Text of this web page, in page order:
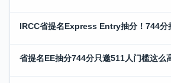
IRCC省提名Express Entry抽分！744分
省提名EE抽分744分只邀511人门槛这么